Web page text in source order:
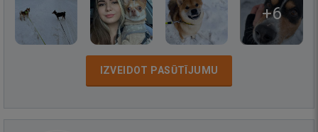
+6
IZVEIDOT PASŪTĪJUMU